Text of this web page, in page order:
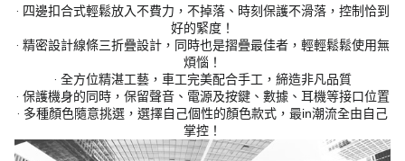
‧ 四邊扣合式輕鬆放入不費力，不掉落、時刻保護不滑落，控制恰到
好的緊度！
‧ 精密設計線條三折疊設計，同時也是摺疊最佳者，輕輕鬆鬆使用無
煩惱！
‧ 全方位精湛工藝，車工完美配合手工，締造非凡品質
‧ 保護機身的同時，保留聲音、電源及按鍵、數據、耳機等接口位置
‧ 多種顏色隨意挑選，選擇自己個性的顏色款式，最in潮流全由自己
掌控！